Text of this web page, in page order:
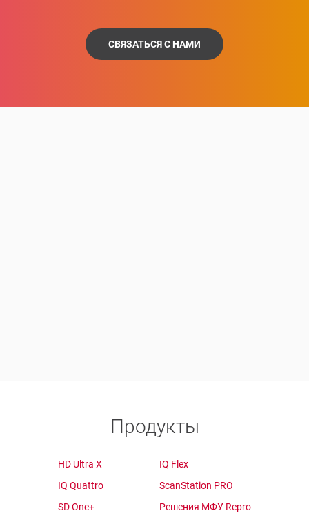
СВЯЗАТЬСЯ С НАМИ
Продукты
HD Ultra X
IQ Quattro
SD One+
IQ Flex
ScanStation PRO
Решения МФУ Repro